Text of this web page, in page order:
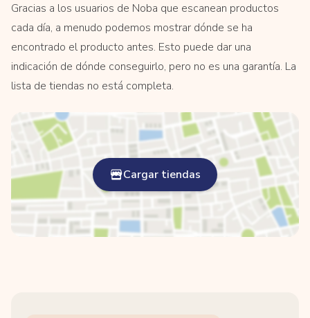
Gracias a los usuarios de Noba que escanean productos
cada día, a menudo podemos mostrar dónde se ha
encontrado el producto antes. Esto puede dar una
indicación de dónde conseguirlo, pero no es una garantía. La
lista de tiendas no está completa.
Cargar tiendas